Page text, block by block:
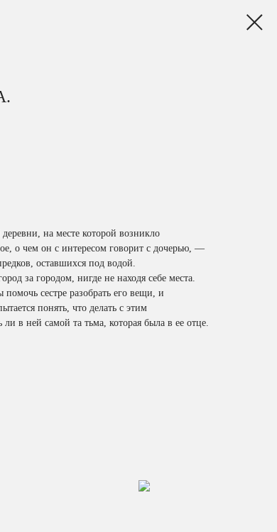
на месте которой возникло
о чем он с интересом говорит с дочерью, —
оставшихся под водой.
за городом, нигде не находя себе места.
сестре разобрать его вещи, и
понять, что делать с этим
в ней самой та тьма, которая была в ее отце.